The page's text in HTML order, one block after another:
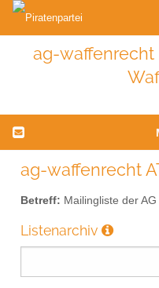
ag-waffenrecht
ag-waffenrecht
Betreff: Mailingliste der
Listenarchiv